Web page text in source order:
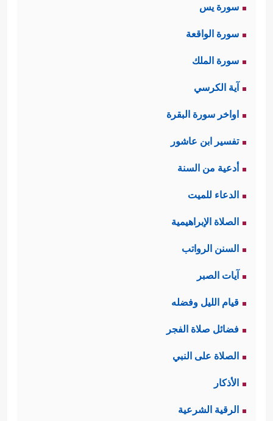
سورة يس
سورة الواقعة
سورة الملك
آية الكرسي
اواخر سورة البقرة
تفسير ابن عاشور
أدعية من السنة
الدعاء للميت
الصلاة الإبراهيمية
السنن الرواتب
آيات الصبر
قيام الليل وفضله
فضائل صلاة الفجر
الصلاة على النبي
الأذكار
الرقية الشرعية